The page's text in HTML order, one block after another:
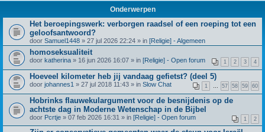
Onderwerpen
Het beroepingswerk: verborgen raadsel of een roeping tot een
geloofsantwoord?
door Samuel1448 » 27 jul 2026 22:24 » in [Religie] - Algemeen
homoseksualiteit
1 2 3 4
door katherina » 16 jun 2026 16:07 » in [Religie] - Open forum
Hoeveel kilometer heb jij vandaag gefietst? (deel 5)
1 57 58 59 60
door johannes1 » 27 jul 2018 11:43 » in Slow Chat
Hobrinks flauwekulargument voor de besnijdenis op de
achtste dag in Moderne Wetenschap in de Bijbel
1 2
door Pcrtje » 07 feb 2026 16:31 » in [Religie] - Open forum